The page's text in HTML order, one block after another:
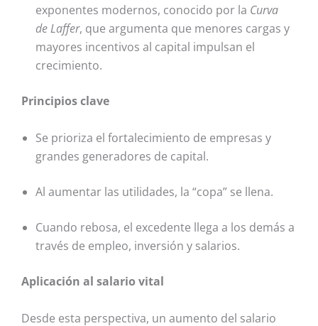
exponentes modernos, conocido por la Curva
de Laffer, que argumenta que menores cargas y
mayores incentivos al capital impulsan el
crecimiento.
Principios clave
Se prioriza el fortalecimiento de empresas y
grandes generadores de capital.
Al aumentar las utilidades, la “copa” se llena.
Cuando rebosa, el excedente llega a los demás a
través de empleo, inversión y salarios.
Aplicación al salario vital
Desde esta perspectiva, un aumento del salario